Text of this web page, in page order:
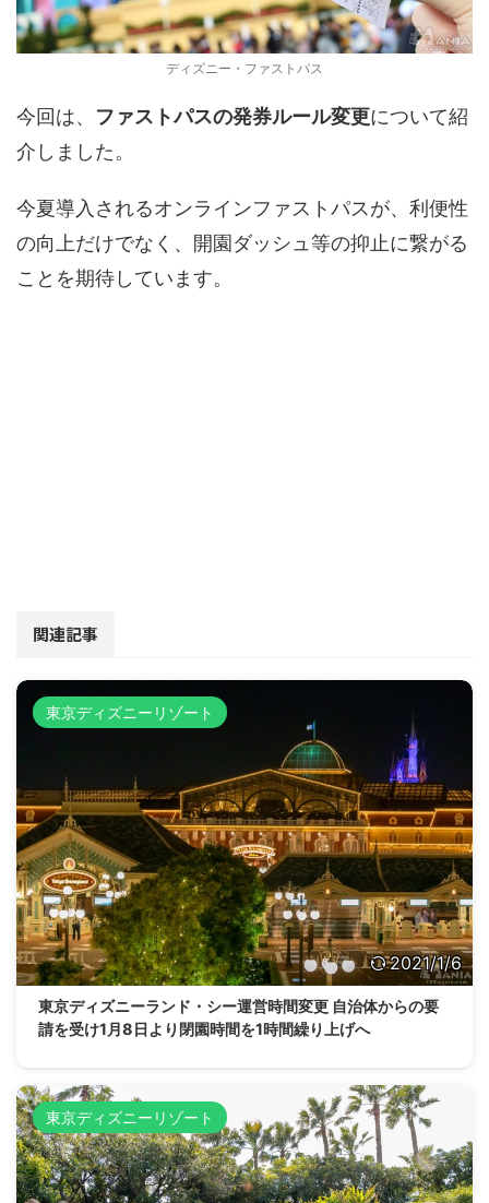
ディズニー・ファストパス
今回は、 ファストパスの発券ルール変更について紹
介しました。
今夏導入されるオンラインファストパスが、利便性
の向上だけでなく、開園ダッシュ等の抑止に繋がる
ことを期待しています。
関連記事
東京ディズニーリゾート
2021/1/6
東京ディズニーランド・シー運営時間変更 自治体からの要
請を受け1月8日より閉園時間を1時間繰り上げへ
東京ディズニーリゾート